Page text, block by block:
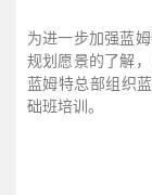
为进一步加强蓝
规划愿景的了解
蓝姆特总部组织
础班培训。